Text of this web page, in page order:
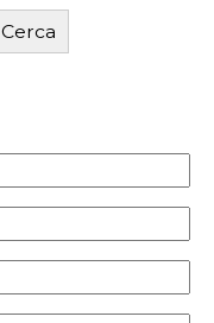
Cerca